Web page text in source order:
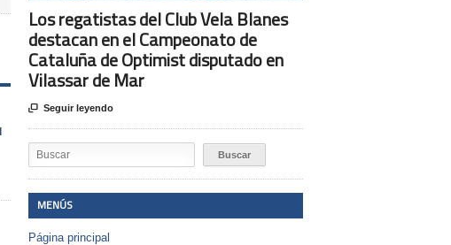
Los regatistas del Club Vela Blanes
destacan en el Campeonato de
Cataluña de Optimist disputado en
Vilassar de Mar
 Seguir leyendo
MENÚS
Página principal